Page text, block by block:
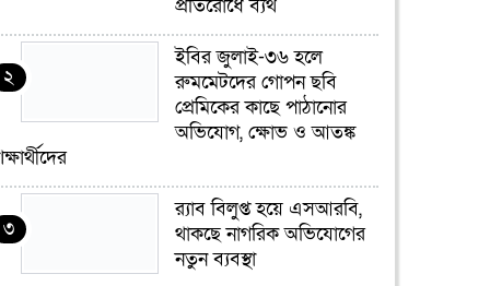
প্রতিরোধে ব্যর্থ
২
ইবির জুলাই-৩৬ হলে
রুমমেটদের গোপন ছবি
প্রেমিকের কাছে পাঠানোর
অভিযোগ, ক্ষোভ ও আতঙ্ক
৩
র‍্যাব বিলুপ্ত হয়ে এসআরবি,
থাকছে নাগরিক অভিযোগের
নতুন ব্যবস্থা